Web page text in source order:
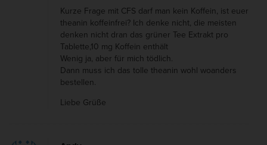
f
f
e
i
n
N
Kurze Frage mit CFS darf man kein Koffein, ist euer
theanin koffeinfrei? Ich denke nicht, die meisten
denken nicht dran das grüner Tee Extrakt pro
Tablette,10 mg Koffein enthält
Wenig ja, aber für mich tödlich.
Dann muss ich das tolle theanin wohl woanders
bestellen.
Liebe Grüße